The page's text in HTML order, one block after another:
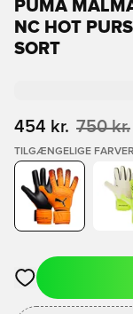
PUMA
NC HOT
SORT
454 kr. 750 kr.
TILGÆNGELIGE FARVER
Åbner en Modal